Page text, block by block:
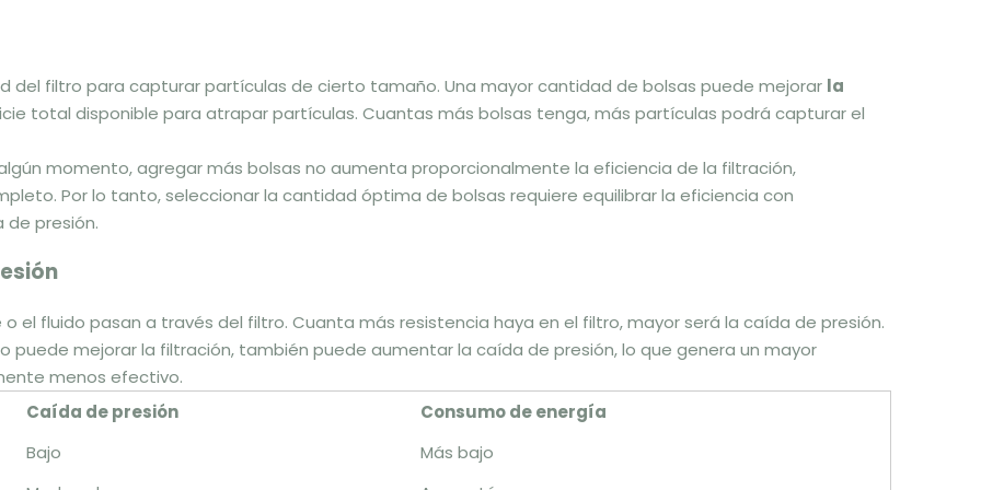
del filtro para capturar partículas de cierto tamaño. Una mayor cantidad de bolsas puede mejorar la
total disponible para atrapar partículas. Cuantas más bolsas tenga, más partículas podrá capturar el
momento, agregar más bolsas no aumenta proporcionalmente la eficiencia de la filtración,
Por lo tanto, seleccionar la cantidad óptima de bolsas requiere equilibrar la eficiencia con
presión.
o el fluido pasan a través del filtro. Cuanta más resistencia haya en el filtro, mayor será la caída de presión.
puede mejorar la filtración, también puede aumentar la caída de presión, lo que genera un mayor
menos efectivo.
Caída de presión
Consumo de energía
Bajo
Más bajo